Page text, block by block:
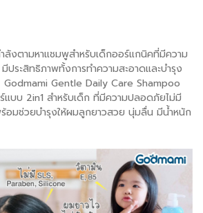
ตามหาแชมพูสำหรับเด็กออร์แกนิคที่มีความ
ระสิทธิภาพทั้งการทำความสะอาดและบำรุง
Godmami Gentle Daily Care Shampoo
บบ 2in1 สำหรับเด็ก ที่มีความปลอดภัยไม่มี
อมช่วยบำรุงให้ผมลูกยาวสวย นุ่มลื่น มีน้ำหนัก